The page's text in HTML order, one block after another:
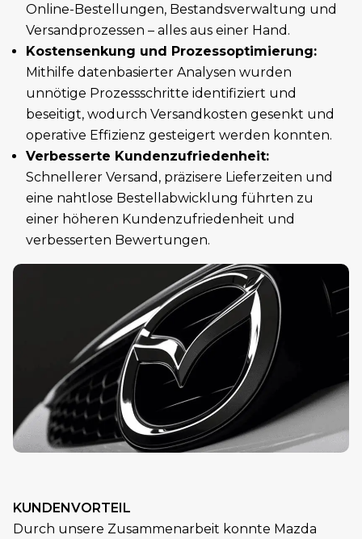
Online-Bestellungen, Bestandsverwaltung und
Versandprozessen – alles aus einer Hand.
Kostensenkung und Prozessoptimierung:
Mithilfe datenbasierter Analysen wurden
unnötige Prozessschritte identifiziert und
beseitigt, wodurch Versandkosten gesenkt und
operative Effizienz gesteigert werden konnten.
Verbesserte Kundenzufriedenheit:
Schnellerer Versand, präzisere Lieferzeiten und
eine nahtlose Bestellabwicklung führten zu
einer höheren Kundenzufriedenheit und
verbesserten Bewertungen.
KUNDENVORTEIL
Durch unsere Zusammenarbeit konnte Mazda